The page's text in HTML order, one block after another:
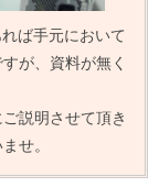
ば手元において
が、資料が無く
説明させて頂き
せ。